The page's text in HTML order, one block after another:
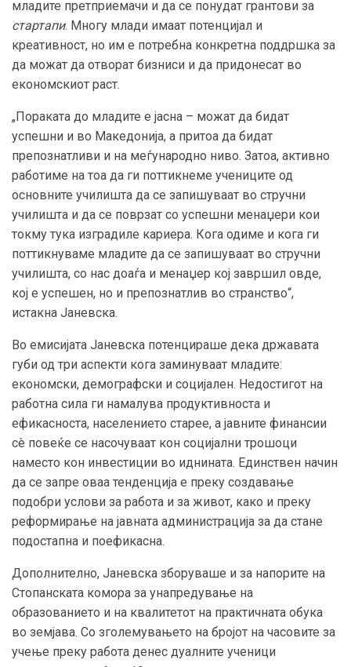
младите претприемачи и да се понудат грантови за
стартапи. Многу млади имаат потенцијал и
креативност, но им е потребна конкретна поддршка за
да можат да отворат бизниси и да придонесат во
економскиот раст.
„Пораката до младите е јасна – можат да бидат
успешни и во Македонија, а притоа да бидат
препознатливи и на меѓународно ниво. Затоа, активно
работиме на тоа да ги поттикнеме учениците од
основните училишта да се запишуваат во стручни
училишта и да се поврзат со успешни менаџери кои
токму тука изградиле кариера. Кога одиме и кога ги
поттикнуваме младите да се запишуваат во стручни
училишта, со нас доаѓа и менаџер кој завршил овде,
кој е успешен, но и препознатлив во странство“,
истакна Јаневска.
Во емисијата Јаневска потенцираше дека државата
губи од три аспекти кога заминуваат младите:
економски, демографски и социјален. Недостигот на
работна сила ги намалува продуктивноста и
ефикасноста, населението старее, а јавните финансии
сè повеќе се насочуваат кон социјални трошоци
наместо кон инвестиции во иднината. Единствен начин
да се запре оваа тенденција е преку создавање
подобри услови за работа и за живот, како и преку
реформирање на јавната администрација за да стане
подостапна и поефикасна.
Дополнително, Јаневска зборуваше и за напорите на
Стопанската комора за унапредување на
образованието и на квалитетот на практичната обука
во земјава. Со зголемувањето на бројот на часовите за
учење преку работа денес дуалните ученици